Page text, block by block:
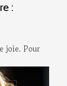
:
joie. Pour